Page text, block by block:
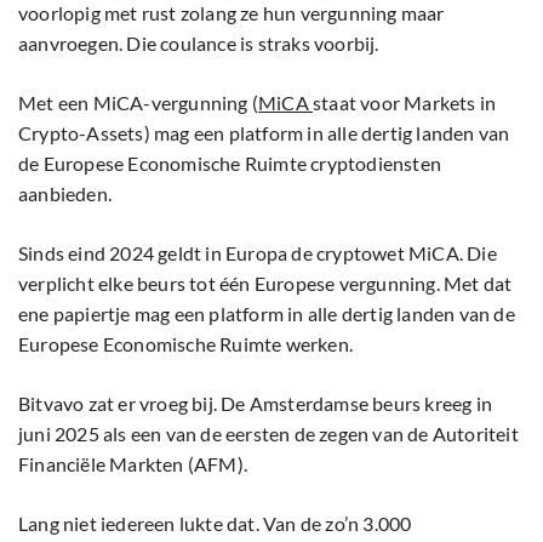
voorlopig met rust zolang ze hun vergunning maar
aanvroegen. Die coulance is straks voorbij.
Met een MiCA-vergunning (MiCAstaat voor Markets in
Crypto-Assets) mag een platform in alle dertig landen van
de Europese Economische Ruimte cryptodiensten
aanbieden.
Sinds eind 2024 geldt in Europa de cryptowet MiCA. Die
verplicht elke beurs tot één Europese vergunning. Met dat
ene papiertje mag een platform in alle dertig landen van de
Europese Economische Ruimte werken.
Bitvavo zat er vroeg bij. De Amsterdamse beurs kreeg in
juni 2025 als een van de eersten de zegen van de Autoriteit
Financiële Markten (AFM).
Lang niet iedereen lukte dat. Van de zo’n 3.000